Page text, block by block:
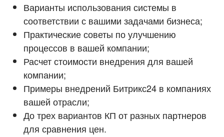
Варианты использования системы в
соответствии с вашими задачами бизнеса;
Практические советы по улучшению
процессов в вашей компании;
Расчет стоимости внедрения для вашей
компании;
Примеры внедрений Битрикс24 в компаниях
вашей отрасли;
До трех вариантов КП от разных партнеров
для сравнения цен.